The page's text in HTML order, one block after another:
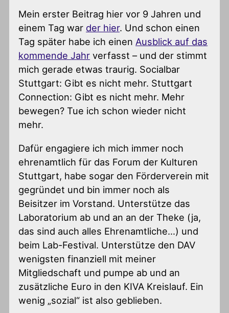
Mein erster Beitrag hier vor 9 Jahren und
einem Tag war der hier. Und schon einen
Tag später habe ich einenAusblick auf das
kommende Jahr verfasst – und der stimmt
mich gerade etwas traurig. Socialbar
Stuttgart: Gibt es nicht mehr. Stuttgart
Connection: Gibt es nicht mehr. Mehr
bewegen? Tue ich schon wieder nicht
mehr.
Dafür engagiere ich mich immer noch
ehrenamtlich für das Forum der Kulturen
Stuttgart, habe sogar den Förderverein mit
gegründet und bin immer noch als
Beisitzer im Vorstand. Unterstütze das
Laboratorium ab und an an der Theke (ja,
das sind auch alles Ehrenamtliche…) und
beim Lab-Festival. Unterstütze den DAV
wenigsten finanziell mit meiner
Mitgliedschaft und pumpe ab und an
zusätzliche Euro in den KIVA Kreislauf. Ein
wenig „sozial“ ist also geblieben.